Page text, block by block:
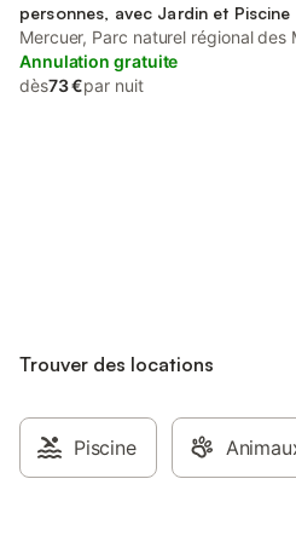
personnes, avec Jardin et Piscine
Mercuer, Parc naturel régional des
d'Ardèche
Annulation gratuite
dès73 €par nuit
Trouver des locations
Piscine